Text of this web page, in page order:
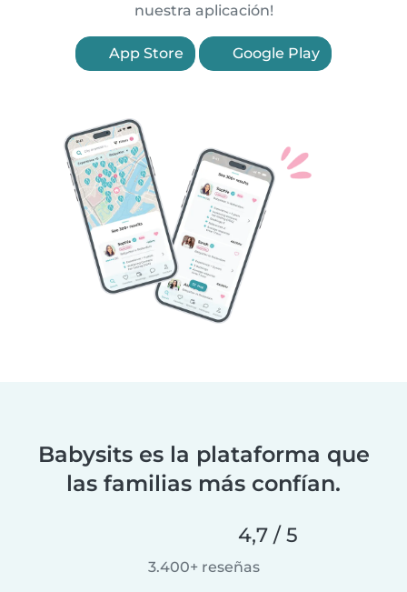
nuestra aplicación!
App Store Google Play
Babysits es la plataforma que
las familias más confían.
4,7 / 5
3.400+ reseñas